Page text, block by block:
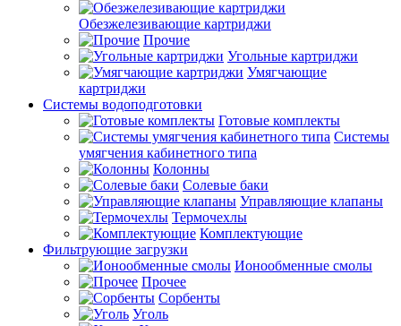
Обезжелезивающие картриджи
Прочие
Угольные картриджи
Умягчающие
картриджи
Системы водоподготовки
Готовые комплекты
Системы
умягчения кабинетного типа
Колонны
Солевые баки
Управляющие клапаны
Термочехлы
Комплектующие
Фильтрующие загрузки
Ионообменные смолы
Прочее
Сорбенты
Уголь